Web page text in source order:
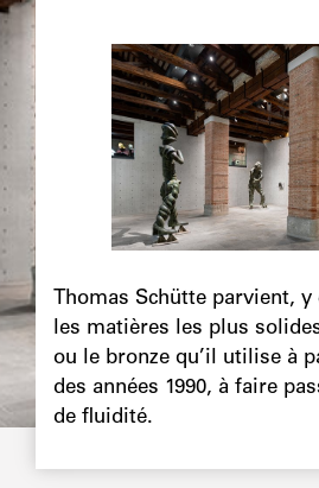
Image
principale
Thomas Schütte parvient,
les matières les plus
ou le bronze qu’il utilise à
des années 1990, à faire
de fluidité.